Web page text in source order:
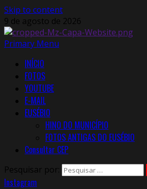
Skip to content
9 de agosto de 2026
Primary Menu
INÍCIO
FOTOS
YOUTUBE
E-MAIL
EUSÉBIO
HINO DO MUNICÍPIO
FOTOS ANTIGAS DO EUSÉBIO
Consultar CEP
Pesquisar por:
Instagram